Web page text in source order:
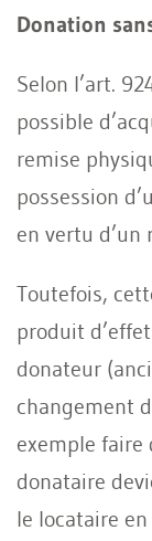
Donation
Selon l’art.
possible
remise
possession
en vertu
Toutefois,
produit
donateur
changement
exemple faire
donataire
le locataire